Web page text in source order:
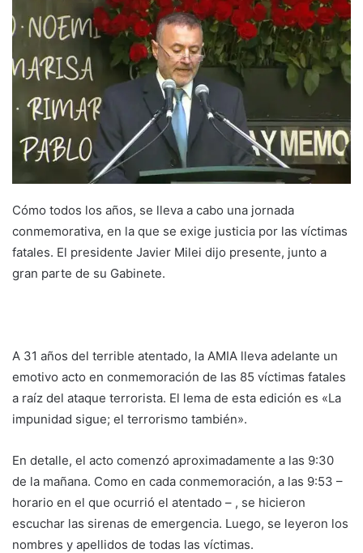
Cómo todos los años, se lleva a cabo una jornada
conmemorativa, en la que se exige justicia por las víctimas
fatales. El presidente Javier Milei dijo presente, junto a
gran parte de su Gabinete.
A 31 años del terrible atentado, la AMIA lleva adelante un
emotivo acto en conmemoración de las 85 víctimas fatales
a raíz del ataque terrorista. El lema de esta edición es «La
impunidad sigue; el terrorismo también».
En detalle, el acto comenzó aproximadamente a las 9:30
de la mañana. Como en cada conmemoración, a las 9:53 –
horario en el que ocurrió el atentado – , se hicieron
escuchar las sirenas de emergencia. Luego, se leyeron los
nombres y apellidos de todas las víctimas.